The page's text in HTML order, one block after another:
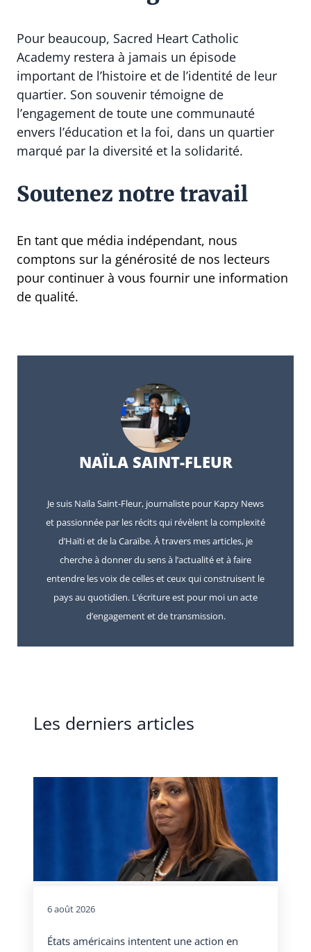
Pour beaucoup, Sacred Heart Catholic
Academy restera à jamais un épisode
important de l’histoire et de l’identité de leur
quartier. Son souvenir témoigne de
l’engagement de toute une communauté
envers l’éducation et la foi, dans un quartier
marqué par la diversité et la solidarité.
Soutenez notre travail
En tant que média indépendant, nous
comptons sur la générosité de nos lecteurs
pour continuer à vous fournir une information
de qualité.
NAÏLA SAINT-FLEUR
Je suis Naïla Saint-Fleur, journaliste pour Kapzy News
et passionnée par les récits qui révèlent la complexité
d’Haïti et de la Caraïbe. À travers mes articles, je
cherche à donner du sens à l’actualité et à faire
entendre les voix de celles et ceux qui construisent le
pays au quotidien. L’écriture est pour moi un acte
d’engagement et de transmission.
Les derniers articles
6 août 2026
États américains intentent une action en